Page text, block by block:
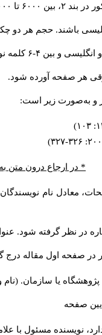
باشد.
دو چکیده کمتر از ۲۰۰ و بیشتر از
۴-۶ کلمه نوشته شود.
هر صفحه آورده شود.
و به‌صورت زیر است:
* در ارجاع درون متن
معادل نام
در نظر گرفته شود.
در صفحه اول مقاله
یا سازمان.
صفحه
نویسنده مسئول با